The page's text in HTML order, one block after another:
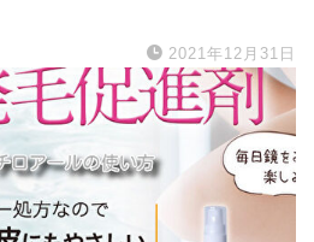
2021年12月31日